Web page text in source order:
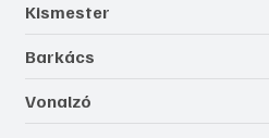
Kismester
Barkács
Vonalzó